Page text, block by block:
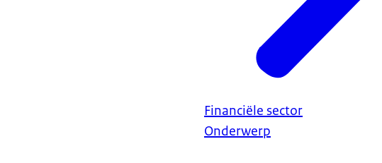
Financiële sector
Onderwerp